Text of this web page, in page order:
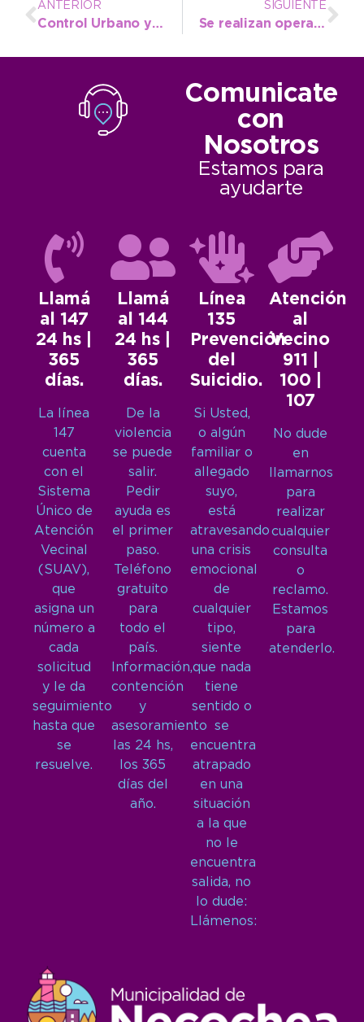
ANTERIOR
Control Urbano y Prevención participaron en un operativo que derivó en allanamientos y clausuras
SIGUIENTE
Se realizan operativos en accesos de rutas y avenidas junto a fuerzas de seguridad
Comunicate
con
Nosotros
Estamos para
ayudarte
Llamá
al 147
24 hs |
365
días.
La línea
147
cuenta
con el
Sistema
Único de
Atención
Vecinal
(SUAV),
que
asigna un
número a
cada
solicitud
y le da
seguimiento
hasta que
se
resuelve.
Llamá
al 144
24 hs |
365
días.
De la
violencia
se puede
salir.
Pedir
ayuda es
el primer
paso.
Teléfono
gratuito
para
todo el
país.
Información,
contención
y
asesoramiento
las 24 hs,
los 365
días del
año.
Línea
135
Prevención
del
Suicidio.
Si Usted,
o algún
familiar o
allegado
suyo,
está
atravesando
una crisis
emocional
de
cualquier
tipo,
siente
que nada
tiene
sentido o
se
encuentra
atrapado
en una
situación
a la que
no le
encuentra
salida, no
lo dude:
Llámenos:
Atención
al
Vecino
911 |
100 |
107
No dude
en
llamarnos
para
realizar
cualquier
consulta
o
reclamo.
Estamos
para
atenderlo.